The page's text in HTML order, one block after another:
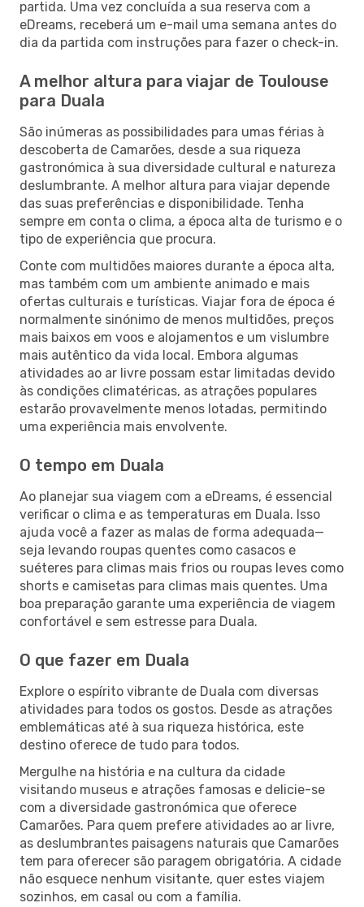
partida. Uma vez concluída a sua reserva com a
eDreams, receberá um e-mail uma semana antes do
dia da partida com instruções para fazer o check-in.
A melhor altura para viajar de Toulouse
para Duala
São inúmeras as possibilidades para umas férias à
descoberta de Camarões, desde a sua riqueza
gastronómica à sua diversidade cultural e natureza
deslumbrante. A melhor altura para viajar depende
das suas preferências e disponibilidade. Tenha
sempre em conta o clima, a época alta de turismo e o
tipo de experiência que procura.
Conte com multidões maiores durante a época alta,
mas também com um ambiente animado e mais
ofertas culturais e turísticas. Viajar fora de época é
normalmente sinónimo de menos multidões, preços
mais baixos em voos e alojamentos e um vislumbre
mais autêntico da vida local. Embora algumas
atividades ao ar livre possam estar limitadas devido
às condições climatéricas, as atrações populares
estarão provavelmente menos lotadas, permitindo
uma experiência mais envolvente.
O tempo em Duala
Ao planejar sua viagem com a eDreams, é essencial
verificar o clima e as temperaturas em Duala. Isso
ajuda você a fazer as malas de forma adequada—
seja levando roupas quentes como casacos e
suéteres para climas mais frios ou roupas leves como
shorts e camisetas para climas mais quentes. Uma
boa preparação garante uma experiência de viagem
confortável e sem estresse para Duala.
O que fazer em Duala
Explore o espírito vibrante de Duala com diversas
atividades para todos os gostos. Desde as atrações
emblemáticas até à sua riqueza histórica, este
destino oferece de tudo para todos.
Mergulhe na história e na cultura da cidade
visitando museus e atrações famosas e delicie-se
com a diversidade gastronómica que oferece
Camarões. Para quem prefere atividades ao ar livre,
as deslumbrantes paisagens naturais que Camarões
tem para oferecer são paragem obrigatória. A cidade
não esquece nenhum visitante, quer estes viajem
sozinhos, em casal ou com a família.